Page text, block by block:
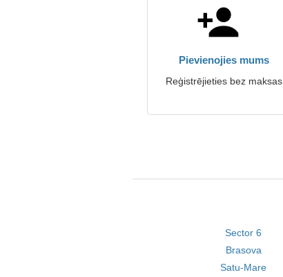
Pievienojies mums
Reģistrējieties bez maksas
Sector 6
Brasova
Satu-Mare